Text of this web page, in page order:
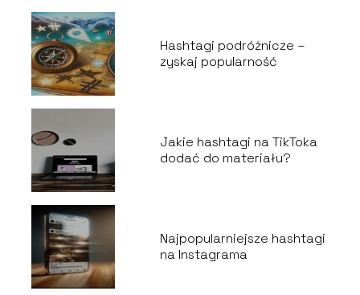
Hashtagi podróżnicze –
zyskaj popularność
Jakie hashtagi na TikToka
dodać do materiału?
Najpopularniejsze hashtagi
na Instagrama